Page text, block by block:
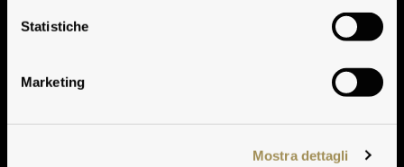
Statistiche
Marketing
Mostra dettagli